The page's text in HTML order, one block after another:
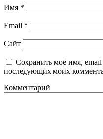
Имя *
Email *
Сайт
Сохранить моё имя, email
последующих моих
Комментарий